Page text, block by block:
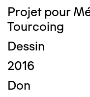
Projet pour
Tourcoing
Dessin
2016
Don